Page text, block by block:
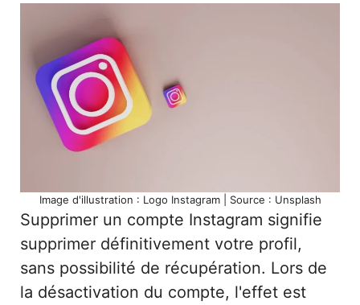
Image d'illustration : Logo Instagram | Source : Unsplash
Supprimer un compte Instagram signifie
supprimer définitivement votre profil,
sans possibilité de récupération. Lors de
la désactivation du compte, l'effet est